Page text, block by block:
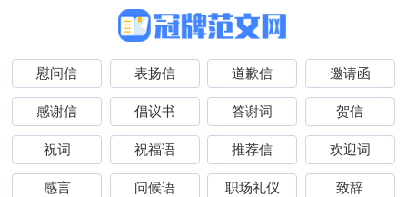
慰问信 表扬信 道歉信 邀请函
感谢信 倡议书 答谢词 贺信
祝词 祝福语 推荐信 欢迎词
感言 问候语 职场礼仪 致辞